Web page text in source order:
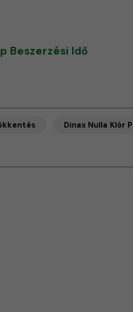
Beszerzési Idő
Dinax Nulla Klór P